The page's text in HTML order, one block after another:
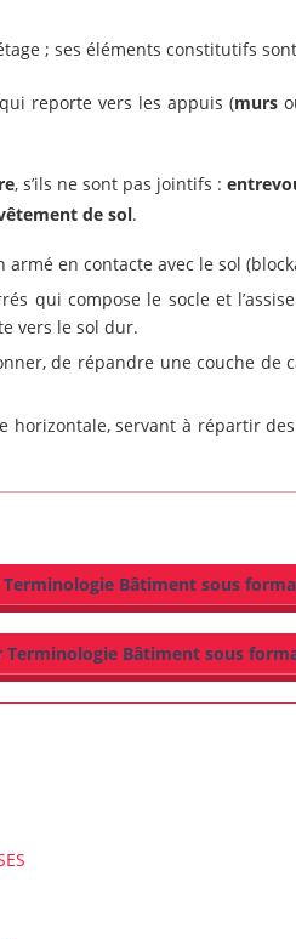
; ses éléments constitutifs
reporte vers les appuis (murs
, s’ils ne sont pas jointifs :
de sol.
en contacte avec le sol
qui compose le socle et
vers le sol dur.
de répandre une couche de
horizontale, servant à répartir
Terminologie Bâtiment sous
Terminologie Bâtiment sous